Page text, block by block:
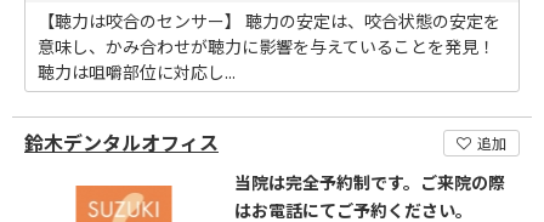
【聴力は咬合のセンサー】 聴力の安定は、咬合状態の安定を
意味し、かみ合わせが聴力に影響を与えていることを発見！
聴力は咀嚼部位に対応し...
鈴木デンタルオフィス 追加
当院は完全予約制です。ご来院の際
はお電話にてご予約ください。